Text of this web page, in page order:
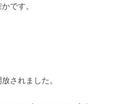
です。
されました。